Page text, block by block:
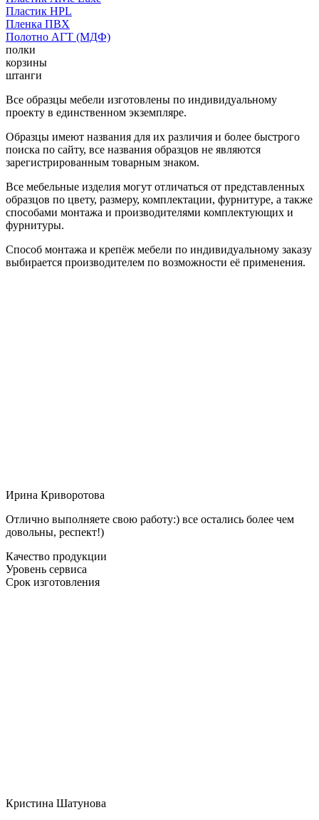
Пластик HPL
Пленка ПВХ
Полотно АГТ (МДФ)
полки
корзины
штанги
Все образцы мебели изготовлены по индивидуальному
проекту в единственном экземпляре.
Образцы имеют названия для их различия и более быстрого
поиска по сайту, все названия образцов не являются
зарегистрированным товарным знаком.
Все мебельные изделия могут отличаться от представленных
образцов по цвету, размеру, комплектации, фурнитуре, а также
способами монтажа и производителями комплектующих и
фурнитуры.
Способ монтажа и крепёж мебели по индивидуальному заказу
выбирается производителем по возможности её применения.
Ирина Криворотова
Отлично выполняете свою работу:) все остались более чем
довольны, респект!)
Качество продукции
Уровень сервиса
Срок изготовления
Кристина Шатунова